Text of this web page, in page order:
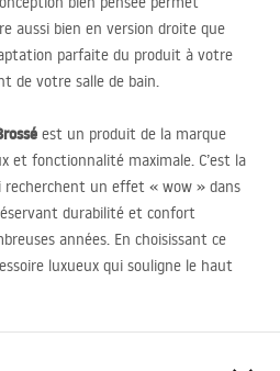
aussi bien en version droite que
parfaite du produit à votre
de votre salle de bain.
est un produit de la marque
et fonctionnalité maximale. C’est la
recherchent un effet « wow » dans
durabilité et confort
années. En choisissant ce
luxueux qui souligne le haut